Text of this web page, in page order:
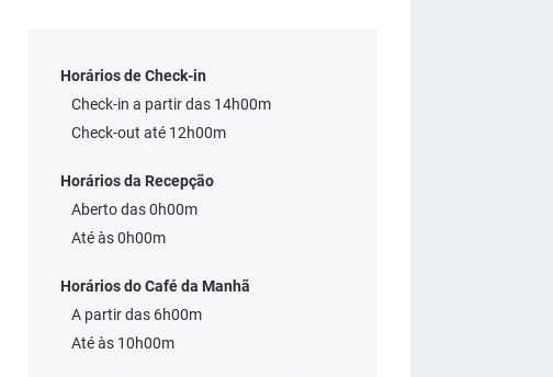
Horários de Check-in
Check-in a partir das 14h00m
Check-out até 12h00m
Horários da Recepção
Aberto das 0h00m
Até às 0h00m
Horários do Café da Manhã
A partir das 6h00m
Até às 10h00m